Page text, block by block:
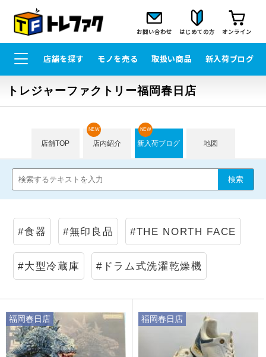
お問い合わせ はじめての方 オンライン
店舗を探す モノを売る 取扱い商品 新入荷ブログ
トレジャーファクトリー福岡春日店
店舗TOP 店内紹介
NEW
新入荷ブログ
NEW
地図
#食器 #無印良品 #THE NORTH FACE
#大型冷蔵庫 #ドラム式洗濯乾燥機
福岡春日店 福岡春日店